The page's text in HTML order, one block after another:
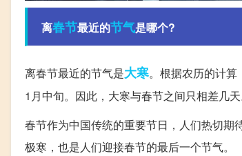
离春节最近的节气是哪个?
离春节最近的节气是大寒。根据农历的计
1月中旬。因此，大寒与春节之间只相差几天
春节作为中国传统的重要节日，人们热切期
极寒，也是人们迎接春节的最后一个节气。